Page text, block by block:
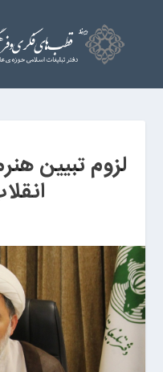
لزوم تبیین